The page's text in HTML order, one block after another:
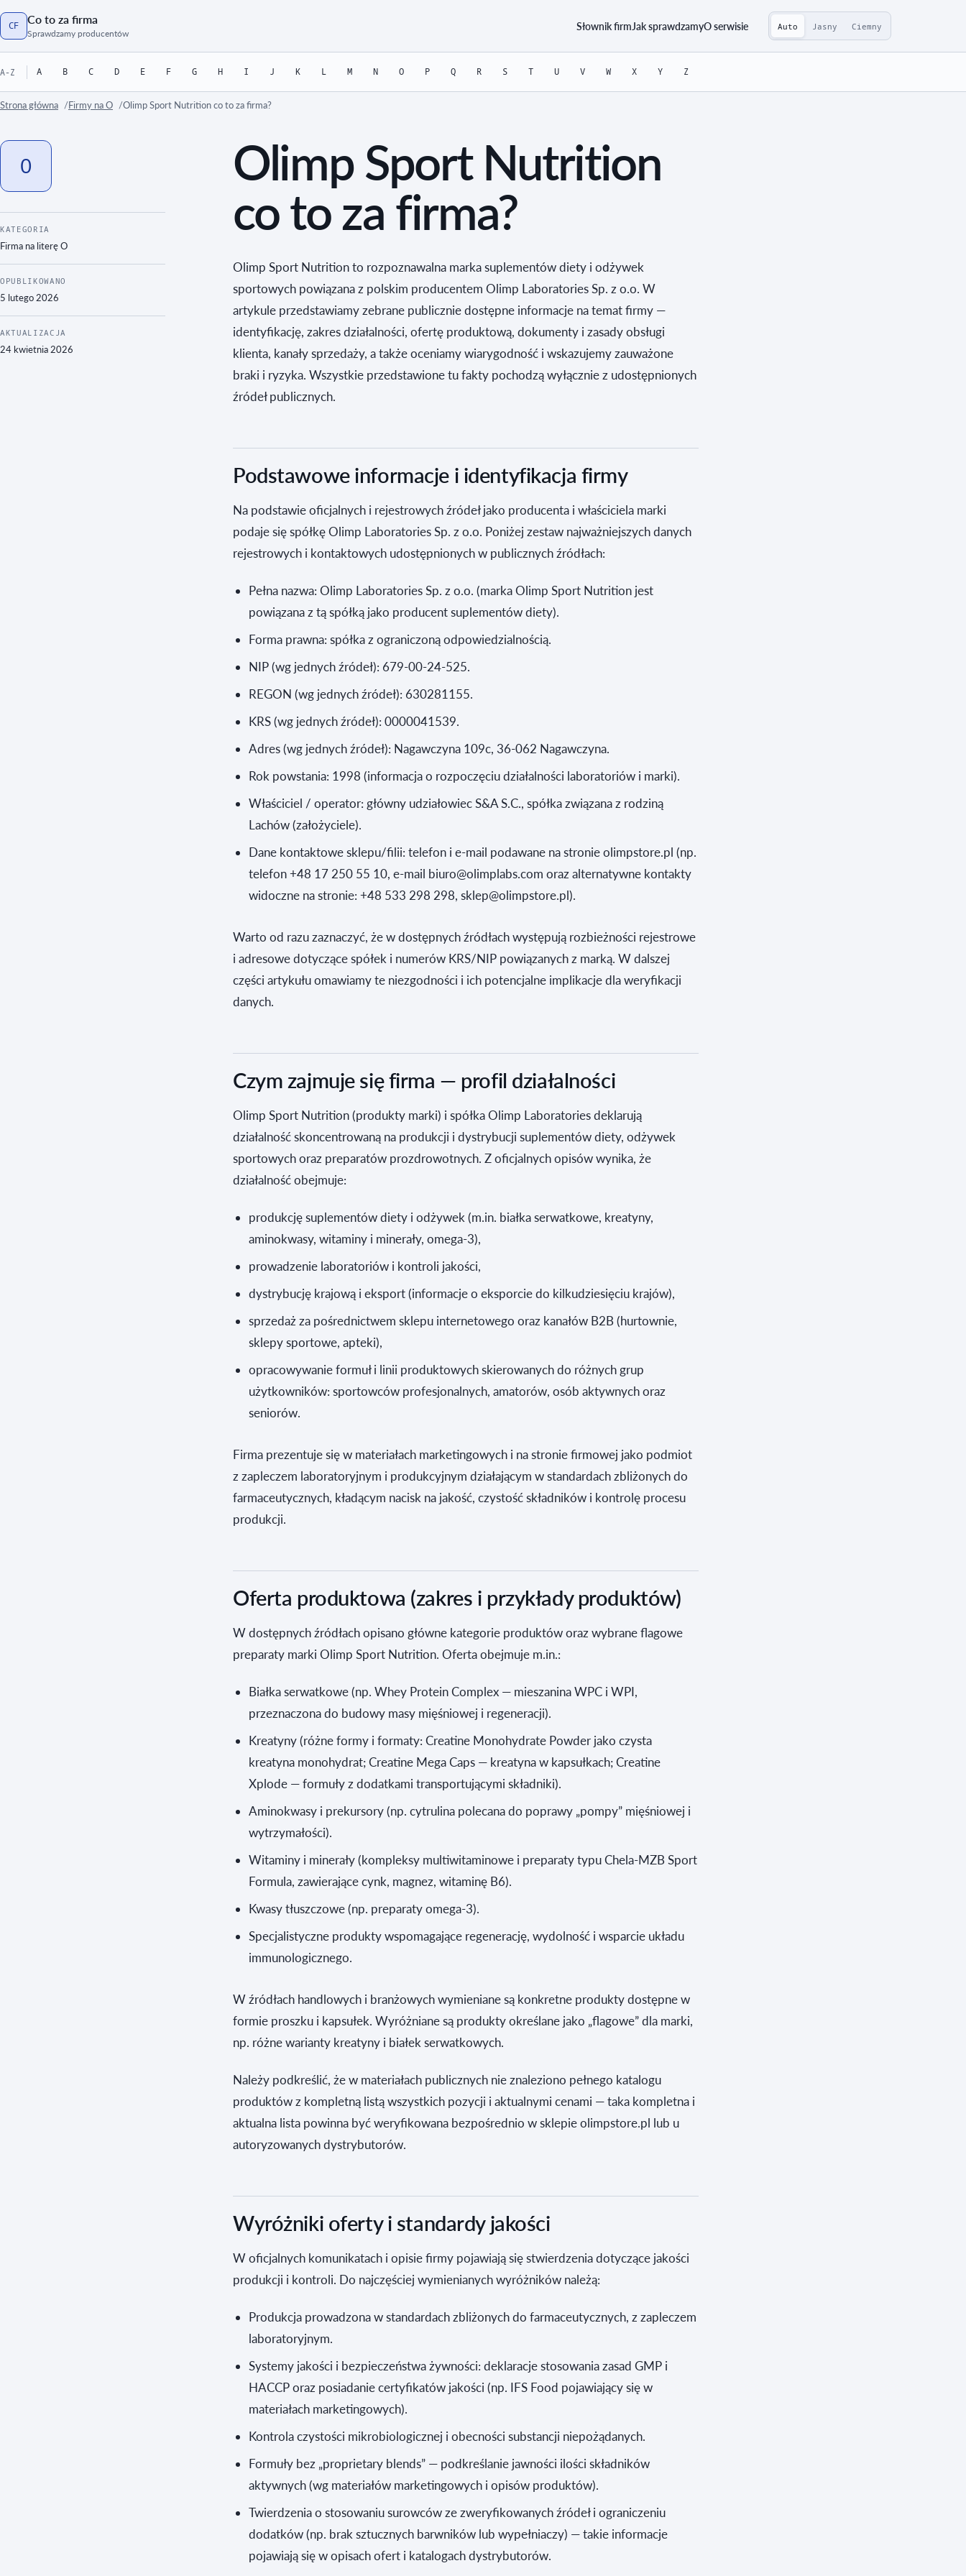
CF Co to za firma
Sprawdzamy producentów
Strona główna
Słownik firmJak sprawdzamyO serwisie Auto Jasny Ciemny
A-Z A B C D E F G H I J K L M N O P Q R S T U V W X Y Z
Strona główna Firmy na O Olimp Sport Nutrition co to za firma?
O
KATEGORIA
Firma na literęO
OPUBLIKOWANO
5 lutego 2026
AKTUALIZACJA
24 kwietnia 2026
Olimp Sport Nutrition
co to za firma?
Olimp Sport Nutrition to rozpoznawalna marka suplementów diety i odżywek
sportowych powiązana z polskim producentem Olimp Laboratories Sp. z o.o. W
artykule przedstawiamy zebrane publicznie dostępne informacje na temat firmy —
identyfikację, zakres działalności, ofertę produktową, dokumenty i zasady obsługi
klienta, kanały sprzedaży, a także oceniamy wiarygodność i wskazujemy zauważone
braki i ryzyka. Wszystkie przedstawione tu fakty pochodzą wyłącznie z udostępnionych
źródeł publicznych.
Podstawowe informacje i identyfikacja firmy
Na podstawie oficjalnych i rejestrowych źródeł jako producenta i właściciela marki
podaje się spółkę Olimp Laboratories Sp. z o.o. Poniżej zestaw najważniejszych danych
rejestrowych i kontaktowych udostępnionych w publicznych źródłach:
Pełna nazwa: Olimp Laboratories Sp. z o.o. (marka Olimp Sport Nutrition jest
powiązana z tą spółką jako producent suplementów diety).
Forma prawna: spółka z ograniczoną odpowiedzialnością.
NIP (wg jednych źródeł): 679-00-24-525.
REGON (wg jednych źródeł): 630281155.
KRS (wg jednych źródeł): 0000041539.
Adres (wg jednych źródeł): Nagawczyna 109c, 36-062 Nagawczyna.
Rok powstania: 1998 (informacja o rozpoczęciu działalności laboratoriów i marki).
Właściciel / operator: główny udziałowiec S&A S.C., spółka związana z rodziną
Lachów (założyciele).
Dane kontaktowe sklepu/filii: telefon i e‑mail podawane na stronie olimpstore.pl (np.
telefon +48 17 250 55 10, e‑mail biuro@olimplabs.com oraz alternatywne kontakty
widoczne na stronie: +48 533 298 298, sklep@olimpstore.pl).
Warto od razu zaznaczyć, że w dostępnych źródłach występują rozbieżności rejestrowe
i adresowe dotyczące spółek i numerów KRS/NIP powiązanych z marką. W dalszej
części artykułu omawiamy te niezgodności i ich potencjalne implikacje dla weryfikacji
danych.
Czym zajmuje się firma — profil działalności
Olimp Sport Nutrition (produkty marki) i spółka Olimp Laboratories deklarują
działalność skoncentrowaną na produkcji i dystrybucji suplementów diety, odżywek
sportowych oraz preparatów prozdrowotnych. Z oficjalnych opisów wynika, że
działalność obejmuje:
produkcję suplementów diety i odżywek (m.in. białka serwatkowe, kreatyny,
aminokwasy, witaminy i minerały, omega‑3),
prowadzenie laboratoriów i kontroli jakości,
dystrybucję krajową i eksport (informacje o eksporcie do kilkudziesięciu krajów),
sprzedaż za pośrednictwem sklepu internetowego oraz kanałów B2B (hurtownie,
sklepy sportowe, apteki),
opracowywanie formuł i linii produktowych skierowanych do różnych grup
użytkowników: sportowców profesjonalnych, amatorów, osób aktywnych oraz
seniorów.
Firma prezentuje się w materiałach marketingowych i na stronie firmowej jako podmiot
z zapleczem laboratoryjnym i produkcyjnym działającym w standardach zbliżonych do
farmaceutycznych, kładącym nacisk na jakość, czystość składników i kontrolę procesu
produkcji.
Oferta produktowa (zakres i przykłady produktów)
W dostępnych źródłach opisano główne kategorie produktów oraz wybrane flagowe
preparaty marki Olimp Sport Nutrition. Oferta obejmuje m.in.:
Białka serwatkowe (np. Whey Protein Complex — mieszanina WPC i WPI,
przeznaczona do budowy masy mięśniowej i regeneracji).
Kreatyny (różne formy i formaty: Creatine Monohydrate Powder jako czysta
kreatyna monohydrat; Creatine Mega Caps — kreatyna w kapsułkach; Creatine
Xplode — formuły z dodatkami transportującymi składniki).
Aminokwasy i prekursory (np. cytrulina polecana do poprawy „pompy” mięśniowej i
wytrzymałości).
Witaminy i minerały (kompleksy multiwitaminowe i preparaty typu Chela‑MZB Sport
Formula, zawierające cynk, magnez, witaminę B6).
Kwasy tłuszczowe (np. preparaty omega‑3).
Specjalistyczne produkty wspomagające regenerację, wydolność i wsparcie układu
immunologicznego.
W źródłach handlowych i branżowych wymieniane są konkretne produkty dostępne w
formie proszku i kapsułek. Wyróżniane są produkty określane jako „flagowe” dla marki,
np. różne warianty kreatyny i białek serwatkowych.
Należy podkreślić, że w materiałach publicznych nie znaleziono pełnego katalogu
produktów z kompletną listą wszystkich pozycji i aktualnymi cenami — taka kompletna i
aktualna lista powinna być weryfikowana bezpośrednio w sklepie olimpstore.pl lub u
autoryzowanych dystrybutorów.
Wyróżniki oferty i standardy jakości
W oficjalnych komunikatach i opisie firmy pojawiają się stwierdzenia dotyczące jakości
produkcji i kontroli. Do najczęściej wymienianych wyróżników należą:
Produkcja prowadzona w standardach zbliżonych do farmaceutycznych, z zapleczem
laboratoryjnym.
Systemy jakości i bezpieczeństwa żywności: deklaracje stosowania zasad GMP i
HACCP oraz posiadanie certyfikatów jakości (np. IFS Food pojawiający się w
materiałach marketingowych).
Kontrola czystości mikrobiologicznej i obecności substancji niepożądanych.
Formuły bez „proprietary blends” — podkreślanie jawności ilości składników
aktywnych (wg materiałów marketingowych i opisów produktów).
Twierdzenia o stosowaniu surowców ze zweryfikowanych źródeł i ograniczeniu
dodatków (np. brak sztucznych barwników lub wypełniaczy) — takie informacje
pojawiają się w opisach ofert i katalogach dystrybutorów.